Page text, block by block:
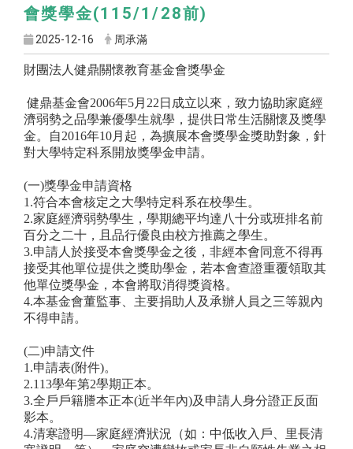
會獎學金(115/1/28前)
2025-12-16 周承滿
財團法人健鼎關懷教育基金會獎學金
健鼎基金會2006年5月22日成立以來，致力協助家庭經
濟弱勢之品學兼優學生就學，提供日常生活關懷及獎學
金。自2016年10月起，為擴展本會獎學金獎助對象，針
對大學特定科系開放獎學金申請。
(一)獎學金申請資格
1.符合本會核定之大學特定科系在校學生。
2.家庭經濟弱勢學生，學期總平均達八十分或班排名前
百分之二十，且品行優良由校方推薦之學生。
3.申請人於接受本會獎學金之後，非經本會同意不得再
接受其他單位提供之獎助學金，若本會查證重覆領取其
他單位獎學金，本會將取消得獎資格。
4.本基金會董監事、主要捐助人及承辦人員之三等親內
不得申請。
(二)申請文件
1.申請表(附件)。
2.113學年第2學期正本。
3.全戶戶籍謄本正本(近半年內)及申請人身分證正反面
影本。
4.清寒證明—家庭經濟狀況（如：中低收入戶、里長清